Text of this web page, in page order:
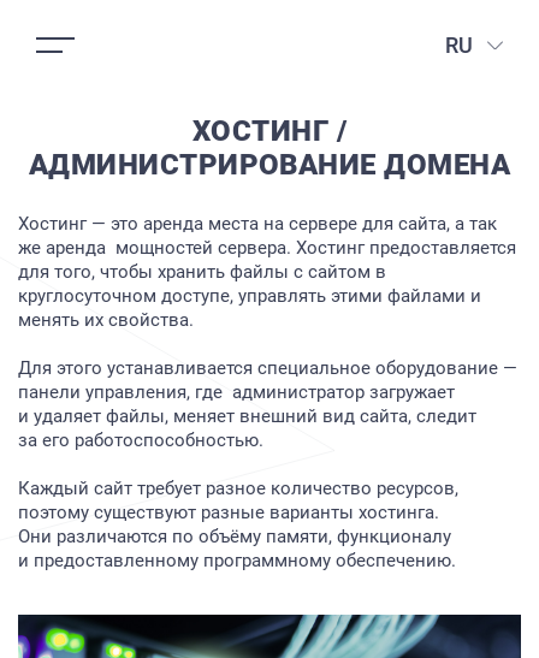
RU
ХОСТИНГ /
АДМИНИСТРИРОВАНИЕ ДОМЕНА
Хостинг — это аренда места на сервере для сайта, а так
же аренда мощностей сервера. Хостинг предоставляется
для того, чтобы хранить файлы с сайтом в
круглосуточном доступе, управлять этими файлами и
менять их свойства.
Для этого устанавливается специальное оборудование —
панели управления, где администратор загружает
и удаляет файлы, меняет внешний вид сайта, следит
за его работоспособностью.
Каждый сайт требует разное количество ресурсов,
поэтому существуют разные варианты хостинга.
Они различаются по объёму памяти, функционалу
и предоставленному программному обеспечению.